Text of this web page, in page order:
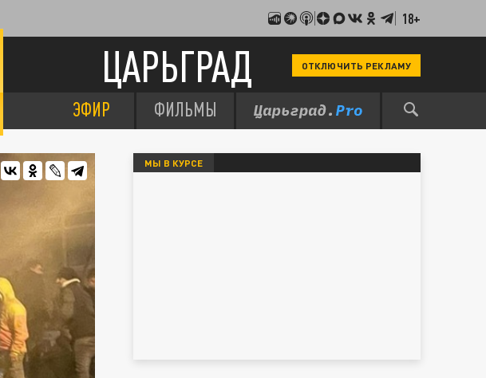
18+
ЦАРЬГРАД ОТКЛЮЧИТЬ РЕКЛАМУ
ЭФИР ФИЛЬМЫ
МЫ В КУРСЕ